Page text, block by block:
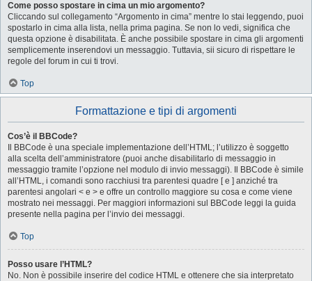
Come posso spostare in cima un mio argomento?
Cliccando sul collegamento “Argomento in cima” mentre lo stai leggendo, puoi
spostarlo in cima alla lista, nella prima pagina. Se non lo vedi, significa che
questa opzione è disabilitata. È anche possibile spostare in cima gli argomenti
semplicemente inserendovi un messaggio. Tuttavia, sii sicuro di rispettare le
regole del forum in cui ti trovi.
Top
Formattazione e tipi di argomenti
Cos’è il BBCode?
Il BBCode è una speciale implementazione dell’HTML; l’utilizzo è soggetto
alla scelta dell’amministratore (puoi anche disabilitarlo di messaggio in
messaggio tramite l’opzione nel modulo di invio messaggi). Il BBCode è simile
all’HTML, i comandi sono racchiusi tra parentesi quadre [ e ] anziché tra
parentesi angolari < e > e offre un controllo maggiore su cosa e come viene
mostrato nei messaggi. Per maggiori informazioni sul BBCode leggi la guida
presente nella pagina per l’invio dei messaggi.
Top
Posso usare l’HTML?
No. Non è possibile inserire del codice HTML e ottenere che sia interpretato